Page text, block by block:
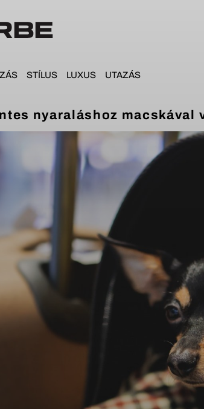
STÍLUS LUXUS UTAZÁS
nyaraláshoz macskával